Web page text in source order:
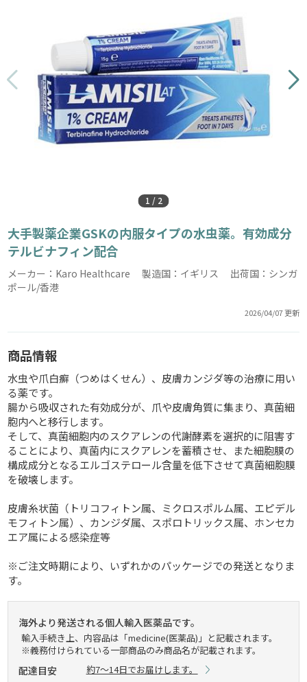
1 / 2
大手製薬企業GSKの内服タイプの水虫薬。有効成分
テルビナフィン配合
メーカー：Karo Healthcare 製造国：イギリス 出荷国：シンガ
ポール/香港
2026/04/07 更新
商品情報
水虫や爪白癬（つめはくせん）、皮膚カンジダ等の治療に用い
る薬です。
腸から吸収された有効成分が、爪や皮膚角質に集まり、真菌細
胞内へと移行します。
そして、真菌細胞内のスクアレンの代謝酵素を選択的に阻害す
ることにより、真菌内にスクアレンを蓄積させ、また細胞膜の
構成成分となるエルゴステロール含量を低下させて真菌細胞膜
を破壊します。
皮膚糸状菌（トリコフィトン属、ミクロスポルム属、エピデル
モフィトン属）、カンジダ属、スポロトリックス属、ホンセカ
エア属による感染症等
※ご注文時期により、いずれかのパッケージでの発送となりま
す。
海外より発送される個人輸入医薬品です。
輸入手続き上、内容品は「medicine(医薬品)」と記載されます。
※義務付けられている一部商品のみ商品名が記載されます。
配達目安 約7～14日でお届けします。